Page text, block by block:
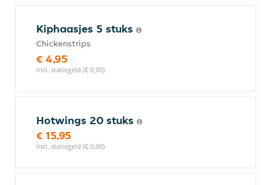
Kiphaasjes 5 stuks
Chickenstrips
€ 4,95
incl. statiegeld (€ 0,00)
Hotwings 20 stuks
€ 15,95
incl. statiegeld (€ 0,00)